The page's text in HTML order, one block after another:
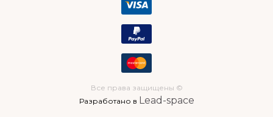
Все права защищены ©
Разработано в Lead-space